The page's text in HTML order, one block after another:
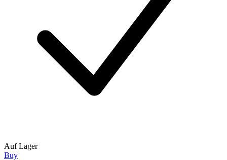
Auf Lager
Buy